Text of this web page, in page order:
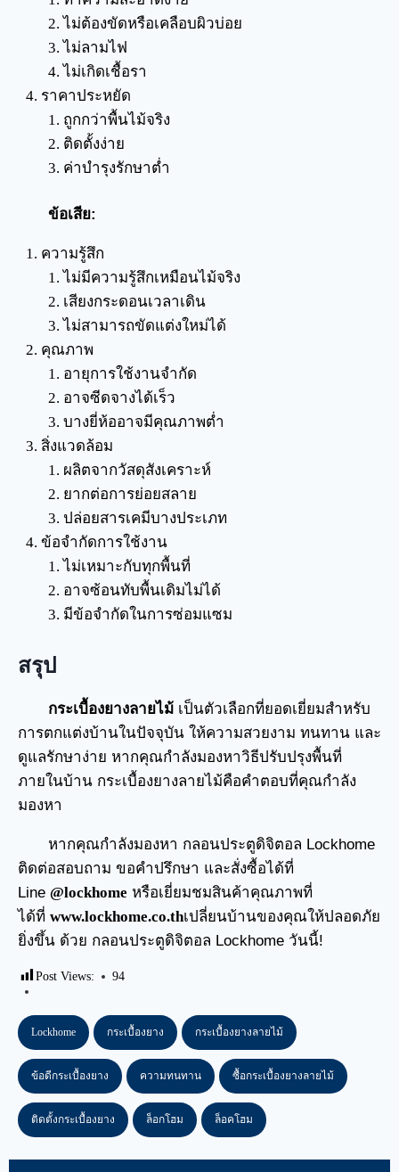
ไม่ต้องขัดหรือเคลือบผิวบ่อย
ไม่ลามไฟ
ไม่เกิดเชื้อรา
ราคาประหยัด
ถูกกว่าพื้นไม้จริง
ติดตั้งง่าย
ค่าบำรุงรักษาต่ำ
ข้อเสีย:
ความรู้สึก
ไม่มีความรู้สึกเหมือนไม้จริง
เสียงกระดอนเวลาเดิน
ไม่สามารถขัดแต่งใหม่ได้
คุณภาพ
อายุการใช้งานจำกัด
อาจซีดจางได้เร็ว
บางยี่ห้ออาจมีคุณภาพต่ำ
สิ่งแวดล้อม
ผลิตจากวัสดุสังเคราะห์
ยากต่อการย่อยสลาย
ปล่อยสารเคมีบางประเภท
ข้อจำกัดการใช้งาน
ไม่เหมาะกับทุกพื้นที่
อาจซ้อนทับพื้นเดิมไม่ได้
มีข้อจำกัดในการซ่อมแซม
สรุป
กระเบื้องยางลายไม้ เป็นตัวเลือกที่ยอดเยี่ยมสำหรับ
การตกแต่งบ้านในปัจจุบัน ให้ความสวยงาม ทนทาน และ
ดูแลรักษาง่าย หากคุณกำลังมองหาวิธีปรับปรุงพื้นที่
ภายในบ้าน กระเบื้องยางลายไม้คือคำตอบที่คุณกำลัง
มองหา
หากคุณกำลังมองหา กลอนประตูดิจิตอล Lockhome
ติดต่อสอบถาม ขอคำปรึกษา และสั่งซื้อได้ที่
Line @lockhome หรือเยี่ยมชมสินค้าคุณภาพที่
ได้ที่ www.lockhome.co.thเปลี่ยนบ้านของคุณให้ปลอดภัย
ยิ่งขึ้น ด้วย กลอนประตูดิจิตอล Lockhome วันนี้!
Post Views: 94
Lockhome กระเบื้องยาง กระเบื้องยางลายไม้
ข้อดีกระเบื้องยาง ความทนทาน ซื้อกระเบื้องยางลายไม้
ติดตั้งกระเบื้องยาง ล็อกโฮม ล็อคโฮม